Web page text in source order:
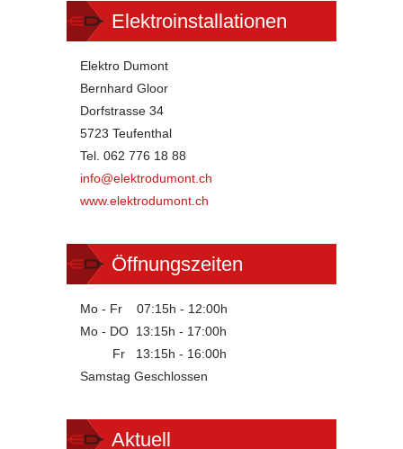
Elektroinstallationen
Elektro Dumont
Bernhard Gloor
Dorfstrasse 34
5723 Teufenthal
Tel. 062 776 18 88
info@elektrodumont.ch
www.elektrodumont.ch
Öffnungszeiten
Mo - Fr 07:15h - 12:00h
Mo - DO 13:15h - 17:00h
Fr 13:15h - 16:00h
Samstag Geschlossen
Aktuell